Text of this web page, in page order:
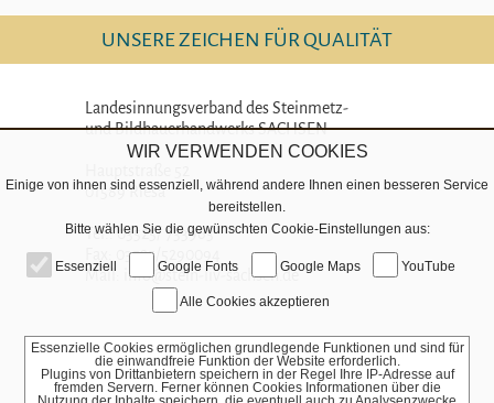
UNSERE ZEICHEN FÜR QUALITÄT
Landesinnungsverband des Steinmetz-
und Bildhauerhandwerks SACHSEN
01589 Riesa
Tel.: 03525/ 733963
Fax: 03525/5290094
Mail: info@stein-liv-sachsen.de
WIR VERWENDEN COOKIES
Einige von ihnen sind essenziell, während andere Ihnen einen besseren Service
bereitstellen.
Bitte wählen Sie die gewünschten Cookie-Einstellungen aus:
Essenziell Google Fonts Google Maps YouTube
Alle Cookies akzeptieren
Essenzielle Cookies ermöglichen grundlegende Funktionen und sind für
die einwandfreie Funktion der Website erforderlich.
Plugins von Drittanbietern speichern in der Regel Ihre IP-Adresse auf
fremden Servern. Ferner können Cookies Informationen über die